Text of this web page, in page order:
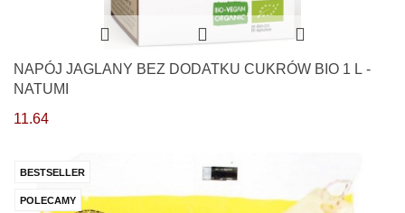
NAPÓJ JAGLANY BEZ DODATKU CUKRÓW BIO 1 L -
NATUMI
11.64
BESTSELLER
POLECAMY